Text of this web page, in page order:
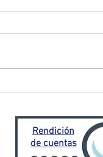
Rendición
de cuentas